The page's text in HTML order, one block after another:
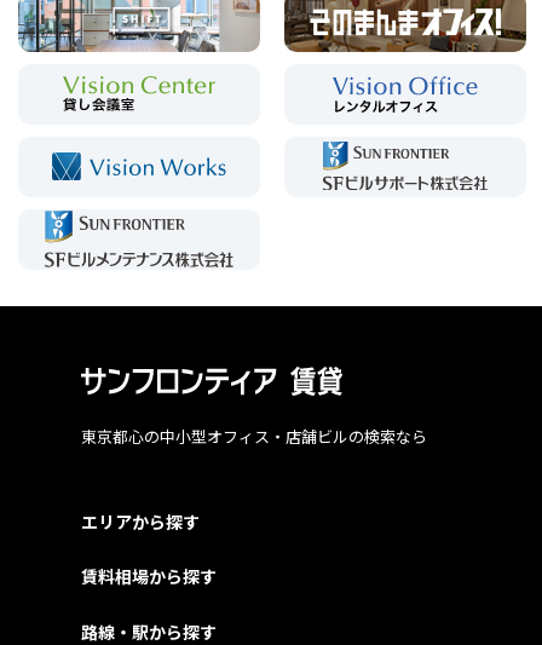
東京都心の中小型オフィス・店舗ビルの検索なら
エリアから探す
賃料相場から探す
路線・駅から探す